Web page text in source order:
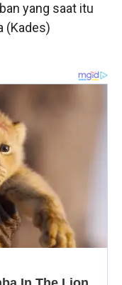
yang saat itu
(Kades)